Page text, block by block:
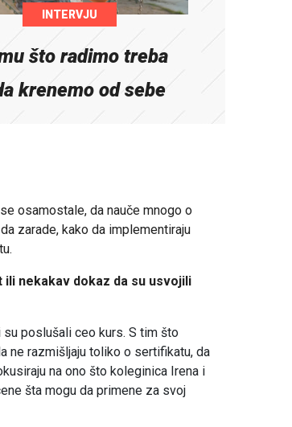
INTERVJU
što radimo treba
krenemo od sebe
osamostale, da nauče mnogo o
zarade, kako da implementiraju
nekakav dokaz da su usvojili
poslušali ceo kurs. S tim što
ne razmišljaju toliko o sertifikatu, da
na ono što koleginica Irena i
šta mogu da primene za svoj